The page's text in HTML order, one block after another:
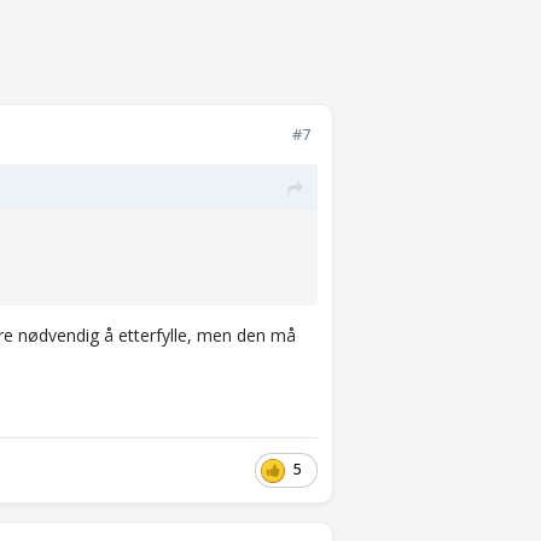
#7
nødvendig å etterfylle, men den må
5